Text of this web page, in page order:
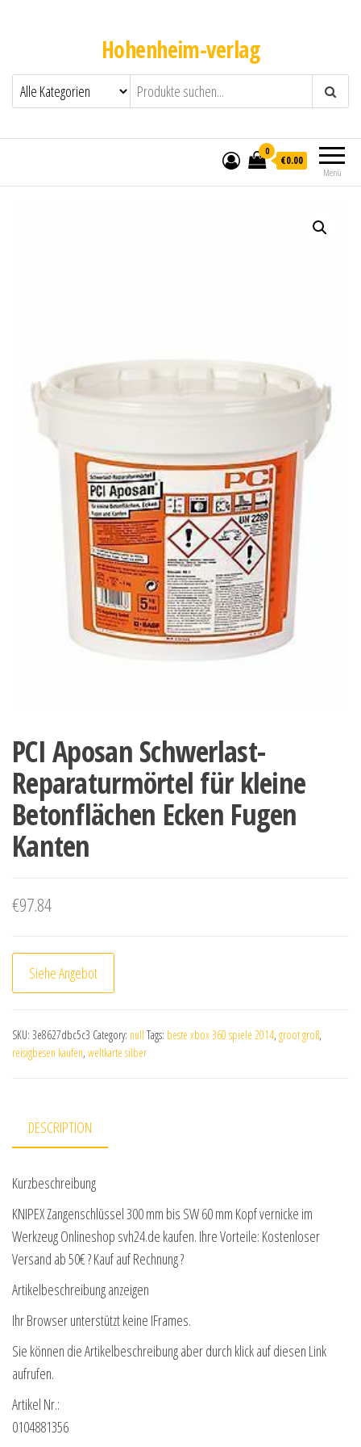
Hohenheim-verlag
Menü
0
€0.00
PCI Aposan Schwerlast-
Reparaturmörtel für kleine
Betonflächen Ecken Fugen
Kanten
€97.84
Siehe Angebot
SKU: 3e8627dbc5c3 Category: null Tags: beste xbox 360 spiele 2014, groot groß,
reisigbesen kaufen, weltkarte silber
DESCRIPTION
Kurzbeschreibung
KNIPEX Zangenschlüssel 300 mm bis SW 60 mm Kopf vernicke im
Werkzeug Onlineshop svh24.de kaufen. Ihre Vorteile: Kostenloser
Versand ab 50€ ? Kauf auf Rechnung ?
Artikelbeschreibung anzeigen
Ihr Browser unterstützt keine IFrames.
Sie können die Artikelbeschreibung aber durch klick auf diesen Link
aufrufen.
Artikel Nr.:
0104881356